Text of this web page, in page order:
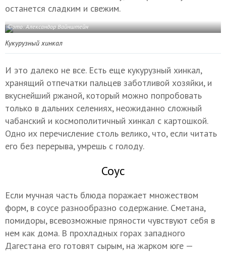
останется сладким и свежим.
Фото: Александор Вайнштейн
Кукурузный хинкал
И это далеко не все. Есть еще кукурузный хинкал,
хранящий отпечатки пальцев заботливой хозяйки, и
вкуснейший ржаной, который можно попробовать
только в дальних селениях, неожиданно сложный
чабанский и космополитичный хинкал с картошкой.
Одно их перечисление столь велико, что, если читать
его без перерыва, умрешь с голоду.
Соус
Если мучная часть блюда поражает множеством
форм, в соусе разнообразно содержание. Сметана,
помидоры, всевозможные пряности чувствуют себя в
нем как дома. В прохладных горах западного
Дагестана его готовят сырым, на жарком юге —